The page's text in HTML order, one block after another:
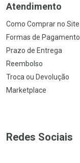
Atendimento
Como Comprar no Site
Formas de Pagamento
Prazo de Entrega
Reembolso
Troca ou Devolução
Marketplace
Redes Sociais